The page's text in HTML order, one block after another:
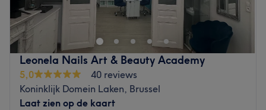
beauté à Laeken, entièrement dédié aux femmes et
idéalement situé sur l’Avenue de Busleyden, à quelques
pas de l’arrêt De Wand.
C’est dans une ambiance chaleureuse et familiale que
vous faites les premiers pas, tout en découvrant une
décoration soignée avec des murs aux tons crèmes, un joli
sol parquet et un mobilier en cuir chocolat.
Leonela Nails Art & Beauty Academy
5,0
40 reviews
Koninklijk Domein Laken, Brussel
Laat zien op de kaart